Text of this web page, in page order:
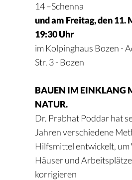
14 –Schenna
und am Freitag, den 11.
19:30 Uhr
im Kolpinghaus Bozen -
Str. 3 - Bozen
BAUEN IM EINKLANG
NATUR.
Dr. Prabhat Poddar hat
Jahren verschiedene
Hilfsmittel entwickelt,
Häuser und
korrigieren